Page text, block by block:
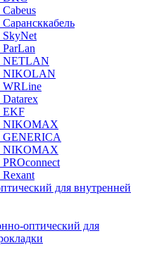
SkyNet
NETLAN
NIKOLAN
WRLine
EKF
NIKOMAX
GENERICA
NIKOMAX
для внутренней
оптический для